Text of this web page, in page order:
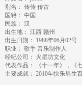
别名： 传传 传古
国籍： 中国
民族： 汉
出生地： 江西 赣州
出生日期： 1988年06月02号
职业： 歌手 音乐制作人
经纪公司： 火星坊文化
代表作品： 《十一年》，《
主要成就： 2010年快乐男生